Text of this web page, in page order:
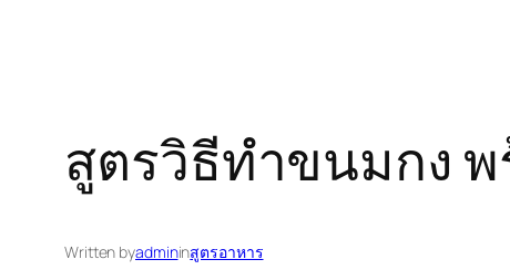
สูตรวิธีทำขนมกง
Written byadmininสูตรอาหาร